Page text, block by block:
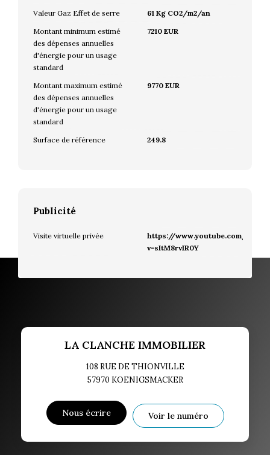
Valeur Gaz Effet de serre
61 Kg CO2/m2/an
Montant minimum estimé
des dépenses annuelles
d'énergie pour un usage
standard
7210 EUR
Montant maximum estimé
des dépenses annuelles
d'énergie pour un usage
standard
9770 EUR
Surface de référence 249.8
Publicité
Visite virtuelle privée
https://www.youtube.com/
v=sItM8rvIR0Y
LA CLANCHE IMMOBILIER
108 RUE DE THIONVILLE
57970 KOENIGSMACKER
Nous écrire Voir le numéro